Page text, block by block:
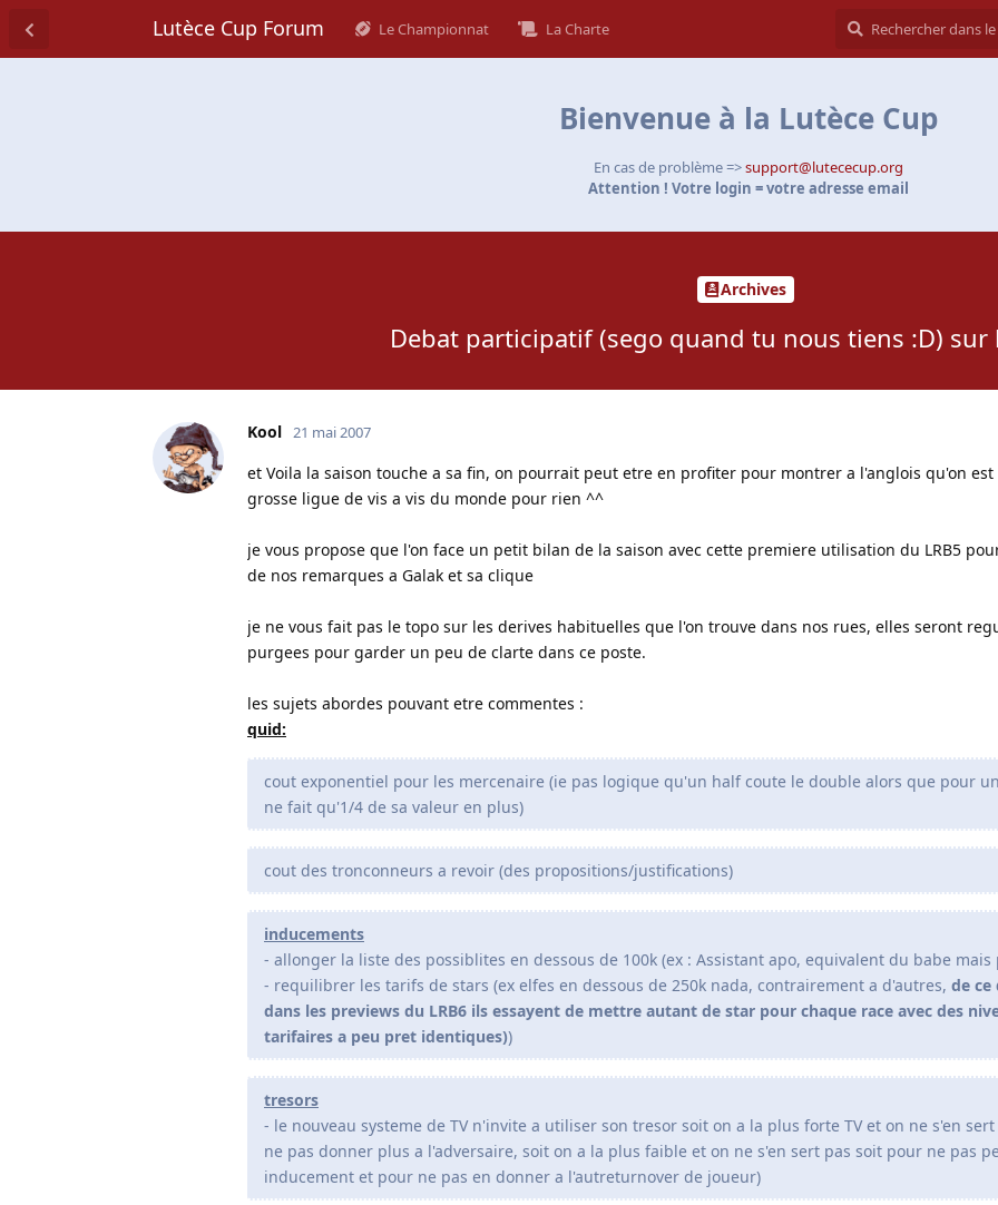
Lutèce Cup Forum Le Championnat La Charte
Bienvenue à la Lutèce Cup
En cas de problème =>support@lutececup.org
Attention ! Votre login = votre adresse email
Archives
Debat participatif (sego quand tu nous tiens :D) sur
Kool 21 mai 2007
et Voila la saison touche a sa fin, on pourrait peut etre en profiter pour montrer a l'anglois qu'on est
grosse ligue de vis a vis du monde pour rien ^^
je vous propose que l'on face un petit bilan de la saison avec cette premiere utilisation du LRB5
de nos remarques a Galak et sa clique
je ne vous fait pas le topo sur les derives habituelles que l'on trouve dans nos rues, elles seront
purgees pour garder un peu de clarte dans ce poste.
les sujets abordes pouvant etre commentes :
quid:
cout exponentiel pour les mercenaire (ie pas logique qu'un half coute le double alors que pour un
ne fait qu'1/4 de sa valeur en plus)
cout des tronconneurs a revoir (des propositions/justifications)
inducements
- allonger la liste des possiblites en dessous de 100k (ex : Assistant apo, equivalent du babe mais
- requilibrer les tarifs de stars (ex elfes en dessous de 250k nada, contrairement a d'autres, de ce
dans les previews du LRB6 ils essayent de mettre autant de star pour chaque race avec des
tarifaires a peu pret identiques))
tresors
- le nouveau systeme de TV n'invite a utiliser son tresor soit on a la plus forte TV et on ne s'en
ne pas donner plus a l'adversaire, soit on a la plus faible et on ne s'en sert pas soit pour ne pas
inducement et pour ne pas en donner a l'autreturnover de joueur)